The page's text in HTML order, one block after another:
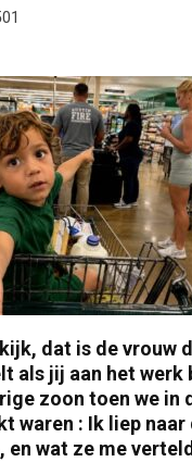
dat is de vrouw
als jij aan het werk
zoon toen we in
waren : Ik liep naar
en wat ze me